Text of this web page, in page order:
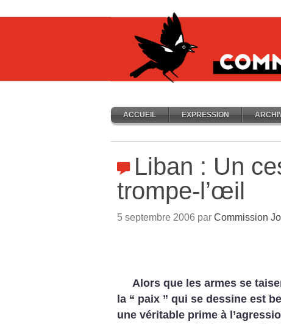
ACCUEIL EXPRESSION
Liban : Un
trompe-l’œil
5 septembre 2006 par Commission
Alors que les armes se
la “ paix ” qui se dessine est
une véritable prime à